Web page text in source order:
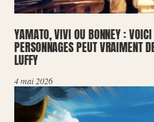
YAMATO, VIVI OU BONNEY :
PERSONNAGES PEUT VRAIMENT
LUFFY
4 mai 2026